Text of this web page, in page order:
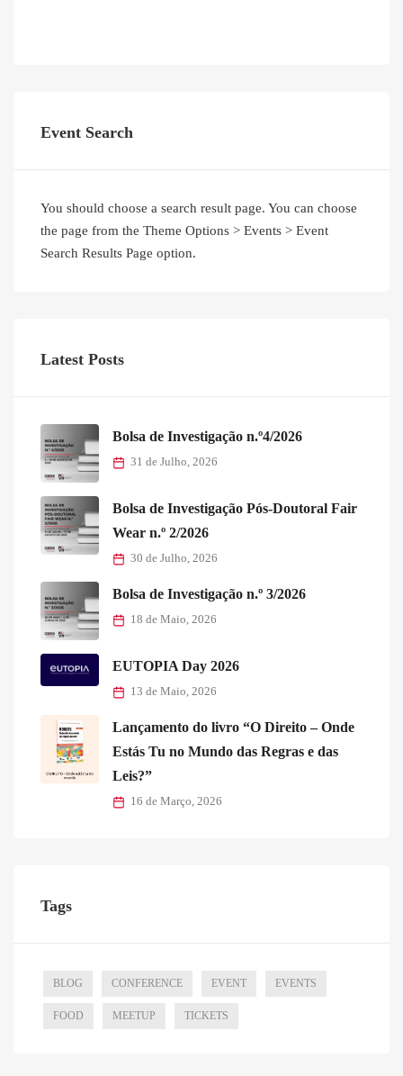
Event Search
You should choose a search result page. You can choose
the page from the Theme Options > Events > Event
Search Results Page option.
Latest Posts
Bolsa de Investigação n.º4/2026
31 de Julho, 2026
Bolsa de Investigação Pós-Doutoral Fair
Wear n.º 2/2026
30 de Julho, 2026
Bolsa de Investigação n.º 3/2026
18 de Maio, 2026
EUTOPIA Day 2026
13 de Maio, 2026
Lançamento do livro “O Direito – Onde
Estás Tu no Mundo das Regras e das
Leis?”
16 de Março, 2026
Tags
BLOG CONFERENCE EVENT EVENTS
FOOD MEETUP TICKETS